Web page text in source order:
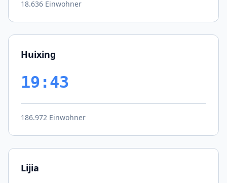
18.636 Einwohner
Huixing
19:43
186.972 Einwohner
Lijia